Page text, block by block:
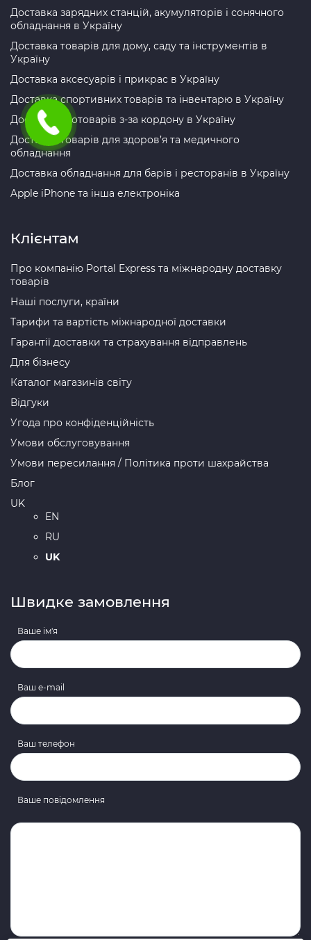
Доставка зарядних станцій, акумуляторів і сонячного
обладнання в Україну
Доставка товарів для дому, саду та інструментів в
Україну
Доставка аксесуарів і прикрас в Україну
Доставка спортивних товарів та інвентарю в Україну
Доставка зоотоварів з-за кордону в Україну
Доставка товарів для здоров’я та медичного
обладнання
Доставка обладнання для барів і ресторанів в Україну
Apple iPhone та інша електроніка
Клієнтам
Про компанію Portal Express та міжнародну доставку
товарів
Наші послуги, країни
Тарифи та вартість міжнародної доставки
Гарантії доставки та страхування відправлень
Для бізнесу
Каталог магазинів світу
Відгуки
Угода про конфіденційність
Умови обслуговування
Умови пересилання / Політика проти шахрайства
Блог
UK
EN
RU
UK
Швидке замовлення
Ваше ім'я
Ваш e-mail
Ваш телефон
Ваше повідомлення